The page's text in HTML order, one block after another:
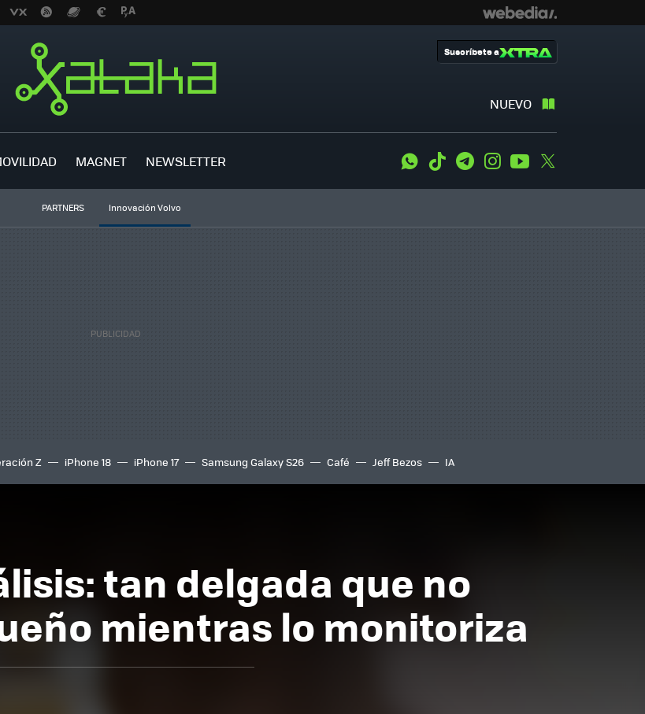
NUEVO
Suscríbete a
MAGNET NEWSLETTER WhatsApp
Tiktok TelegramInstagramYoutube
PARTNERS Innovación Volvo
Z iPhone 18 iPhone 17 Samsung Galaxy S26 Café Jeff Bezos IA
tan delgada que no
mientras lo monitoriza